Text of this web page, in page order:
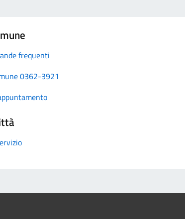
frequenti
0362-3921